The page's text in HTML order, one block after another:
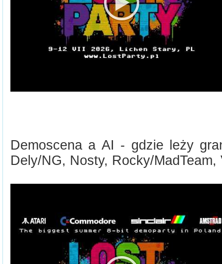
Demoscena a AI - gdzie leży
Dely/NG, Nosty, Rocky/MadTeam,